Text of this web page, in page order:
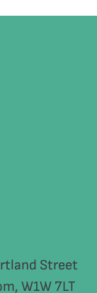
Street
W1W 7LT